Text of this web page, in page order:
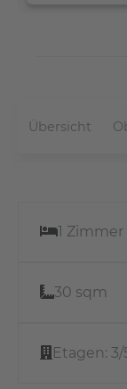
Übersicht
1 Zimmer
30 sqm
Etagen: 3/